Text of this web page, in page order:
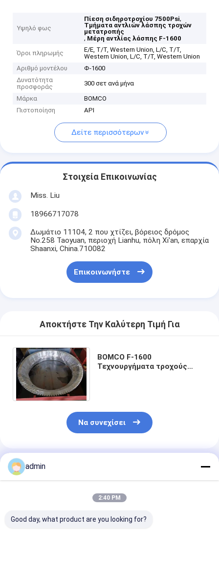
Υψηλό φως
Πίεση σιδηροτροχίου 7500Psi,
Τμήματα αντλιών λάσπης τροχών
μετατροπής
, Μέρη αντλίας λάσπης F-1600
Όροι πληρωμής
Ε/Ε, Τ/Τ, Western Union, L/C, T/T,
Western Union, L/C, T/T, Western Union
Αριθμό μοντέλου
Φ-1600
Δυνατότητα
προσφοράς
300 σετ ανά μήνα
Μάρκα
BOMCO
Πιστοποίηση
API
Δείτε περισσότερων
Στοιχεία Επικοινωνίας
Miss. Liu
18966717078
Δωμάτιο 11104, 2 που χτίζει, βόρειος δρόμος
No.258 Taoyuan, περιοχή Lianhu, πόλη Xi'an, επαρχία
Shaanxi, China.710082
Επικοινωνήστε
Αποκτήστε Την Καλύτερη Τιμή Για
BOMCO F-1600
Τεχνουργήματα τροχούς
Να συνεχίσει
Συνιστώμενα Προϊόντα
admin
2:40 PM
Good day, what product are you looking for?